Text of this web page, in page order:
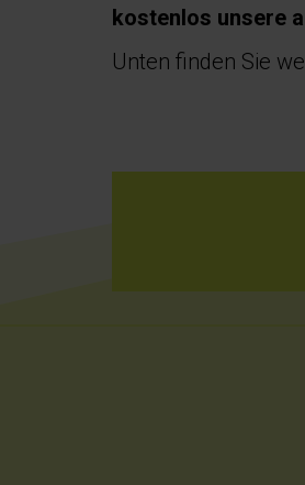
kostenlos unsere
Unten finden Sie